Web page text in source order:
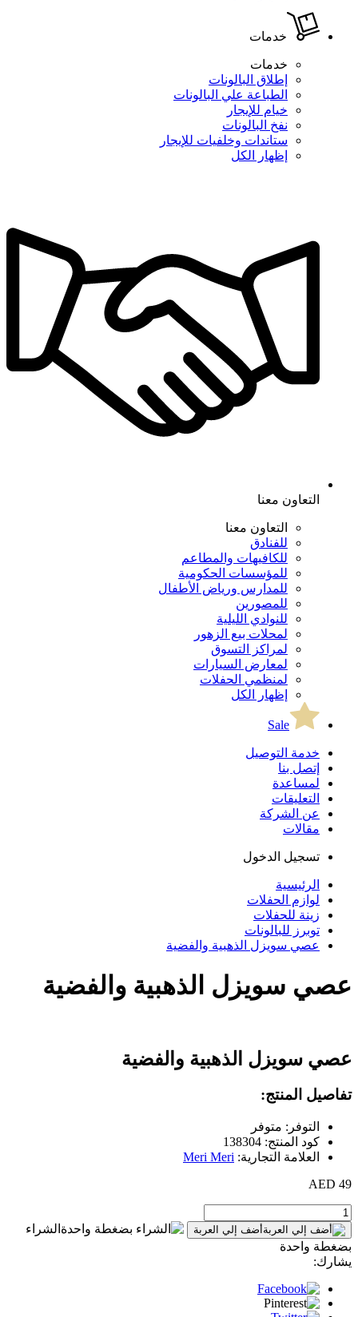
خدمات
خدمات
إطلاق البالونات
الطباعة علي البالونات
خيام للإيجار
نفخ البالونات
ستاندات وخلفيات للإيجار
إظهار الكل
التعاون معنا
التعاون معنا
للفنادق
للكافيهات والمطاعم
للمؤسسات الحكومية
للمدارس ورياض الأطفال
للمصورين
للنوادي الليلية
لمحلات بيع الزهور
لمراكز التسوق
لمعارض السيارات
لمنظمي الحفلات
إظهار الكل
Sale
خدمة التوصيل
إتصل بنا
لمساعدة
التعليقات
عن الشركة
مقالات
تسجيل الدخول
الرئيسية
لوازم الحفلات
زينة للحفلات
توبرز للبالونات
عصي سويزل الذهبية والفضية
عصي سويزل الذهبية والفضية
عصي سويزل الذهبية والفضية
تفاصيل المنتج:
التوفر: متوفر
كود المنتج: 138304
العلامة التجارية: Meri Meri
49 AED
أضف إلي العربة
الشراء
بضغطة واحدة
يشارك: